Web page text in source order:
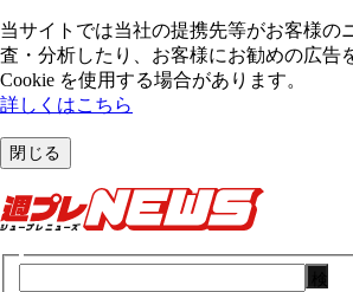
当サイトでは当社の提携先等がお客様の
査・分析したり、お客様にお勧めの広告
Cookie を使⽤する場合があります。
詳しくはこちら
閉じる